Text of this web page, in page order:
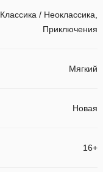
Классика / Неоклассика,
Приключения
Мягкий
Новая
16+